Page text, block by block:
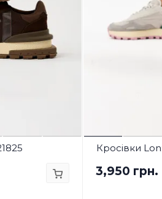
Кросівки
3,950 грн.